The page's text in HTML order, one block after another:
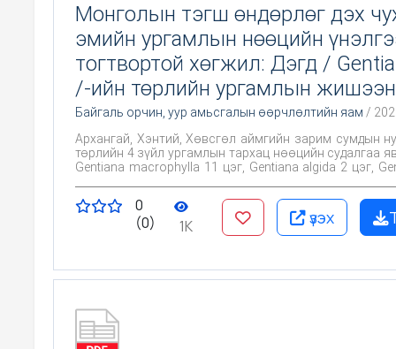
Монголын тэгш өндөрлөг дэх
эмийн ургамлын нөөцийн
тогтвортой хөгжил: Дэгд /
/-ийн төрлийн ургамлын
Байгаль орчин, уур амьсгалын өөрчлөлтийн яам /
Архангай, Хэнтий, Хөвсгөл аймгийн зарим сумдын
төрлийн 4 зүйл ургамлын тархац нөөцийн судалгаа
Gentiana macrophylla 11 цэг, Gentiana algida 2 цэг,
өндөр уул болон ойт хээрийн бүслүүрт
шинэсэн ой тэдгээрийн зах хусан төгөл, эргийн
нугат энгэр, нугархаг хажуу, гол, горхийн эргээр
Хэвтээ дэгд 7.74 г/м2, Сормууст дэгдхэй 2.1г/м2
газруудад үйлдвэрлэлийн нөөцгүйг илтгэж байна.
0
(0)
1K үзэх